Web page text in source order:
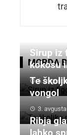
MORDA
Sirup iz
kokosu
6.
Te
vongol
3.
Ribja